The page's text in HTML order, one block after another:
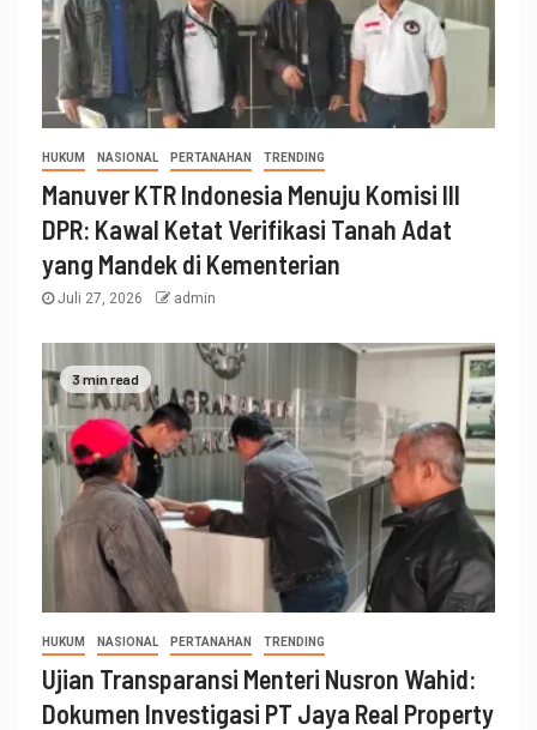
HUKUM NASIONAL PERTANAHAN TRENDING
Manuver KTR Indonesia Menuju Komisi III
DPR: Kawal Ketat Verifikasi Tanah Adat
yang Mandek di Kementerian
Juli 27, 2026 admin
3 min read
HUKUM NASIONAL PERTANAHAN TRENDING
Ujian Transparansi Menteri Nusron Wahid:
Dokumen Investigasi PT Jaya Real Property